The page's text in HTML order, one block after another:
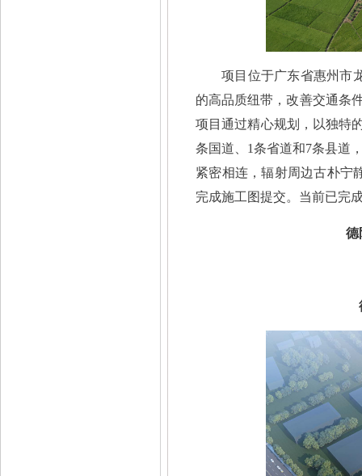
项目位于广东省惠州市
的高品质纽带，改善交通条
项目通过精心规划，以独特
条国道、1条省道和7条县道
紧密相连，辐射周边古朴宁
完成施工图提交。当前已完
德